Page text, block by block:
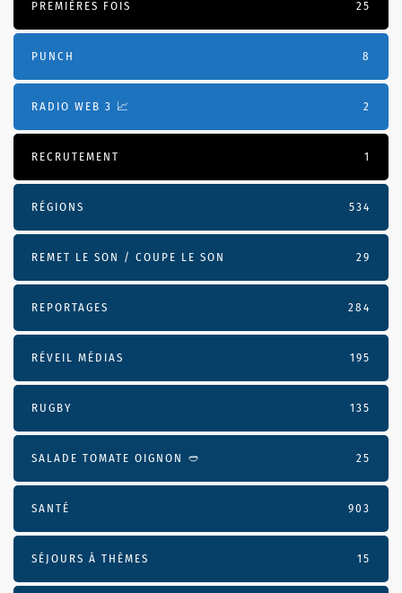
PREMIÈRES FOIS 25
PUNCH 8
RADIO WEB 3 📈 2
RECRUTEMENT 1
RÉGIONS 534
REMET LE SON / COUPE LE SON 29
REPORTAGES 284
RÉVEIL MÉDIAS 195
RUGBY 135
SALADE TOMATE OIGNON 🥙 25
SANTÉ 903
SÉJOURS À THÈMES 15